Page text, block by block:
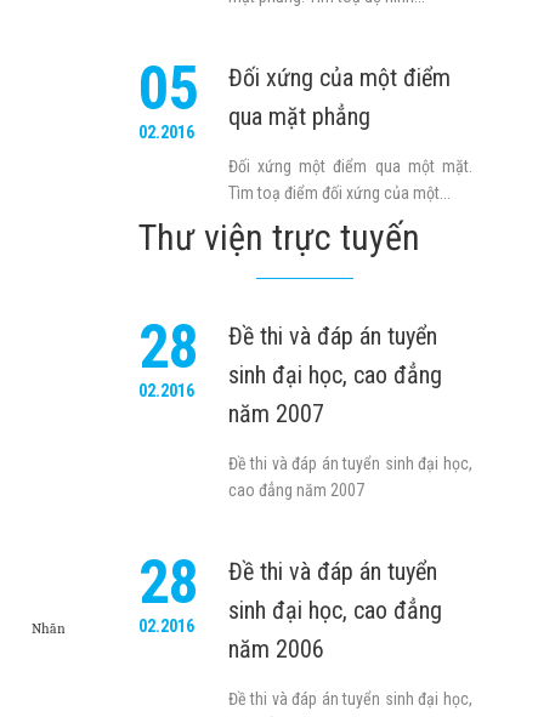
Nhãn
05
02.2016
Đối xứng của một điểm
qua mặt phẳng
Đối xứng một điểm qua một mặt.
Tìm toạ điểm đối xứng của một...
Thư viện trực tuyến
28
02.2016
Đề thi và đáp án tuyển
sinh đại học, cao đẳng
năm 2007
Đề thi và đáp án tuyển sinh đại học,
cao đẳng năm 2007
28
02.2016
Đề thi và đáp án tuyển
sinh đại học, cao đẳng
năm 2006
Đề thi và đáp án tuyển sinh đại học,